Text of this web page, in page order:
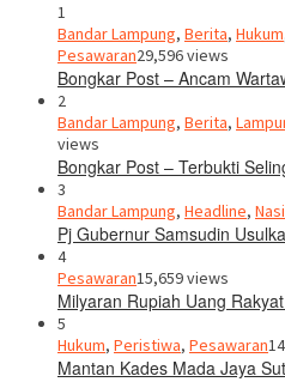
1
Bandar Lampung, Berita, Hukum
Pesawaran29,596 views
Bongkar Post – Ancam
2
Bandar Lampung, Berita,
views
Bongkar Post – Terbukti
3
Bandar Lampung, Headline,
Pj Gubernur Samsudin
4
Pesawaran15,659 views
Milyaran Rupiah Uang
5
Hukum, Peristiwa, Pesawaran
Mantan Kades Mada Jaya